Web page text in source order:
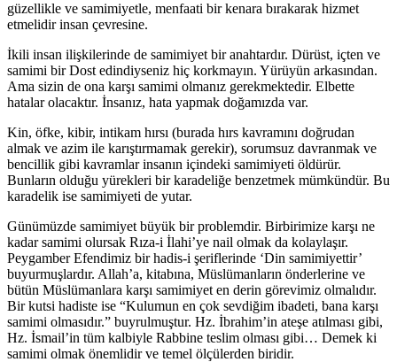
güzellikle ve samimiyetle, menfaati bir kenara bırakarak hizmet
etmelidir insan çevresine.
İkili insan ilişkilerinde de samimiyet bir anahtardır. Dürüst, içten ve
samimi bir Dost edindiyseniz hiç korkmayın. Yürüyün arkasından.
Ama sizin de ona karşı samimi olmanız gerekmektedir. Elbette
hatalar olacaktır. İnsanız, hata yapmak doğamızda var.
Kin, öfke, kibir, intikam hırsı (burada hırs kavramını doğrudan
almak ve azim ile karıştırmamak gerekir), sorumsuz davranmak ve
bencillik gibi kavramlar insanın içindeki samimiyeti öldürür.
Bunların olduğu yürekleri bir karadeliğe benzetmek mümkündür. Bu
karadelik ise samimiyeti de yutar.
Günümüzde samimiyet büyük bir problemdir. Birbirimize karşı ne
kadar samimi olursak Rıza-i İlahi’ye nail olmak da kolaylaşır.
Peygamber Efendimiz bir hadis-i şeriflerinde ‘Din samimiyettir’
buyurmuşlardır. Allah’a, kitabına, Müslümanların önderlerine ve
bütün Müslümanlara karşı samimiyet en derin görevimiz olmalıdır.
Bir kutsi hadiste ise “Kulumun en çok sevdiğim ibadeti, bana karşı
samimi olmasıdır.” buyrulmuştur. Hz. İbrahim’in ateşe atılması gibi,
Hz. İsmail’in tüm kalbiyle Rabbine teslim olması gibi… Demek ki
samimi olmak önemlidir ve temel ölçülerden biridir.